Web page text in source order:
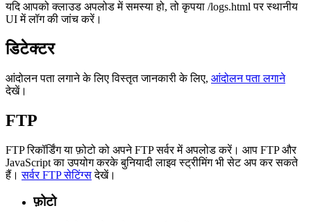
यदि आपको क्लाउड अपलोड में समस्या हो, तो कृपया /logs.html पर स्थानीय
UI में लॉग की जांच करें।
डिटेक्टर
आंदोलन पता लगाने के लिए विस्तृत जानकारी के लिए, आंदोलन पता लगाने
देखें।
FTP
FTP रिकॉर्डिंग या फ़ोटो को अपने FTP सर्वर में अपलोड करें। आप FTP और
JavaScript का उपयोग करके बुनियादी लाइव स्ट्रीमिंग भी सेट अप कर सकते
हैं।सर्वर FTP सेटिंग्सदेखें।
फ़ोटो